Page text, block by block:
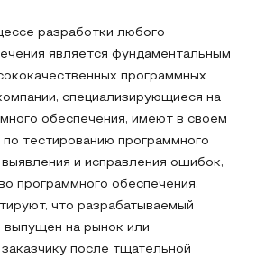
разработки любого
является фундаментальным
программных
специализирующиеся на
обеспечения, имеют в своем
тестированию программного
и исправления ошибок,
программного обеспечения,
что разрабатываемый
на рынок или
после тщательной